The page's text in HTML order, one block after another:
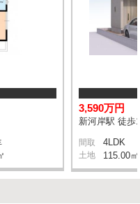
3,590万円
新河岸駅 徒歩
間取 4LDK
土地 115.00㎡